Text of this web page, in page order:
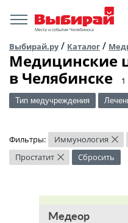
Места и события Челябинска
Выбирай.ру/ Каталог /
Медицинские
в Челябинске
Тип медучреждения
Фильтры: Иммунология ×
Простатит × Сбросить
Медеор